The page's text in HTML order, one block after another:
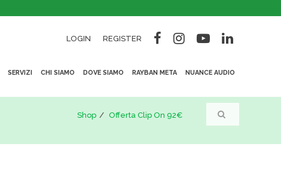
LOGIN REGISTER
SERVIZI CHI SIAMO DOVE SIAMO RAYBAN META NUANCE AUDIO
Shop Offerta Clip On 92€